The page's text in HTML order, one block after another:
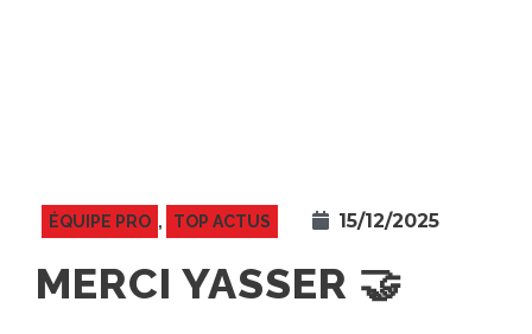
ÉQUIPE PRO , TOP ACTUS 15/12/2025
MERCI YASSER 🤝